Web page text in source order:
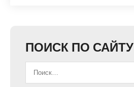
ПОИСК ПО САЙТУ